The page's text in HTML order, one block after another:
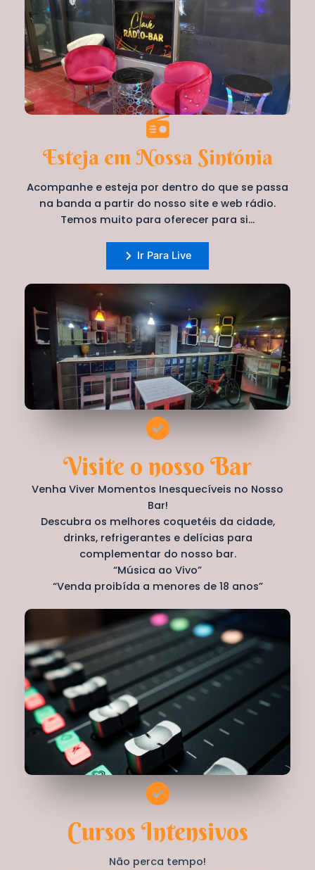
Esteja em Nossa Sintónia
Acompanhe e esteja por dentro do que se passa
na banda a partir do nosso site e web rádio.
Temos muito para oferecer para si…
Ir Para Live
Visite o nosso Bar
Venha Viver Momentos Inesquecíveis no Nosso
Bar!
Descubra os melhores coquetéis da cidade,
drinks, refrigerantes e delícias para
complementar do nosso bar.
“Música ao Vivo”
“Venda proibída a menores de 18 anos”
Cursos Intensivos
Não perca tempo!